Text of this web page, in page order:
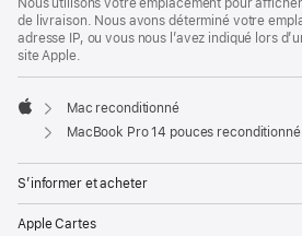
Nous utilisons votre emplacement pour
de livraison. Nous avons déterminé votre
adresse IP, ou vous nous l’avez indiqué lors
site Apple.
Apple
Mac reconditionné
MacBook Pro 14 pouces reconditionné avec puce Apple M4,
S’informer et acheter
Apple Cartes